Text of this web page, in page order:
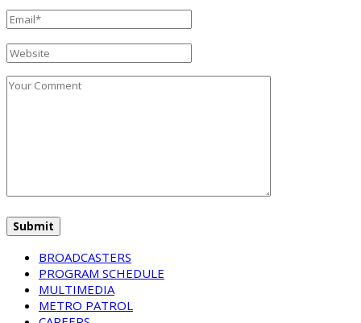
BROADCASTERS
PROGRAM SCHEDULE
MULTIMEDIA
METRO PATROL